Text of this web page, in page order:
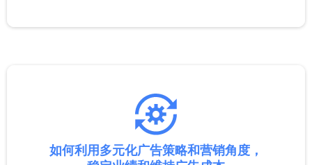
如何利用多元化广告策略和营销角度，